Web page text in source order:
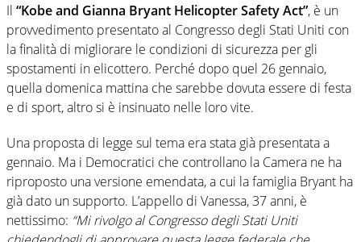
Il “Kobe and Gianna Bryant Helicopter Safety Act”, è un
provvedimento presentato al Congresso degli Stati Uniti con
la finalità di migliorare le condizioni di sicurezza per gli
spostamenti in elicottero. Perché dopo quel 26 gennaio,
quella domenica mattina che sarebbe dovuta essere di festa
e di sport, altro si è insinuato nelle loro vite.
Una proposta di legge sul tema era stata già presentata a
gennaio. Ma i Democratici che controllano la Camera ne ha
riproposto una versione emendata, a cui la famiglia Bryant ha
già dato un supporto. L’appello di Vanessa, 37 anni, è
nettissimo: “Mi rivolgo al Congresso degli Stati Uniti